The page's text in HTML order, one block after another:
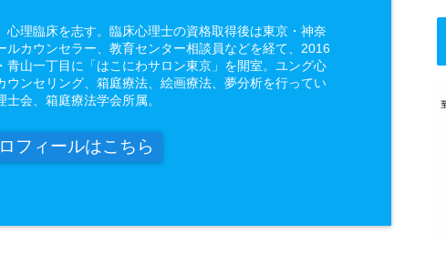
心理臨床を志す。臨床心理士の資格取得後は東京・神奈
ルカウンセラー、教育センター相談員などを経て、2016
青山一丁目に「はこにわサロン東京」を開室。ユング心
ウンセリング、箱庭療法、絵画療法、夢分析を行ってい
士会、箱庭療法学会所属。
フィールはこちら